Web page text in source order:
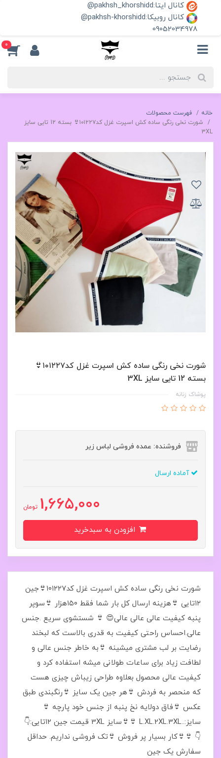
کانال ایتا:pakhsh_khorshidd@
کانال روبیکا:pakhsh-khorshidd@
09052034978
0
خانه
فهرست محصولات
شورت نخی رنگی ساده کش اسپرت غزل کد۱۰۱۲۲۷👙 بسته 12 تایی سایز
3XL
شورت نخی رنگی ساده کش اسپرت غزل کد۱۰۱۲۲۷👙
بسته 12 تایی سایز 3XL
پوشاک زنانه
فروشنده: عمده فروشی لباس زیر
آماده ارسال
1,665,000 تومان
شورت نخی رنگی ساده کش اسپرت غزل کد۱۰۱۲۲۷👙جین
۱۲تایی 👙هزینه ارسال کل بار شما فقط ۱۵۰هزار 👙سوپر
پنبه کیفیت عالی عالی عالی😍 👙 شستشوی سریع .جنس
عالی.احساس راحتی کیفیت به قدری بالاست که لبخند
رضایت بر لب مشتری میشینه 👙به خاطر جنس عالی و
لطافت زیاد برای ساعات طولانی میشه استفاده کرد و
کیفیت عالی محصول بعلاوه طراحی زیباش چیزی هست
که منحصر به فردش 👙هر جین یک سایز 👙رنگبندی طبق
عکس 👙فاق دولایه نخ پنبه از جنس خود پارچه 👙
سایز:..L.XL.2XL.3XL 👙👙سایز 3XL قیمت جین ۱۲تایی:👇
👇 👙👙کار بسیار پر فروش 👙تک فروشی نداریم. حداقل
سفارش یک جین